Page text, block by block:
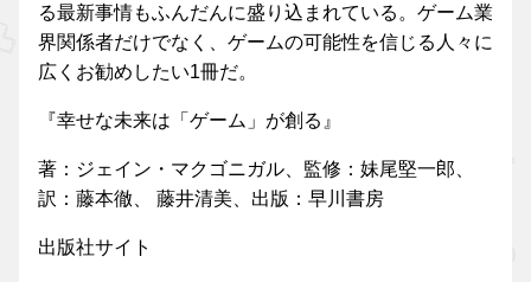
る最新事情もふんだんに盛り込まれている。ゲーム業
界関係者だけでなく、ゲームの可能性を信じる人々に
広くお勧めしたい1冊だ。
『幸せな未来は「ゲーム」が創る』
著：ジェイン・マクゴニガル、監修：妹尾堅一郎、
訳：藤本徹、 藤井清美、出版：早川書房
出版社サイト